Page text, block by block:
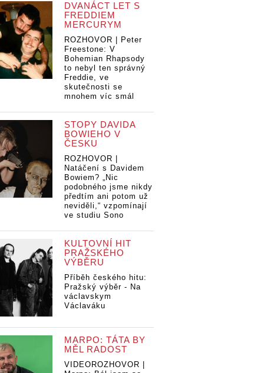
DVANÁCT LET S
FREDDIEM
MERCURYM
ROZHOVOR | Peter
Freestone: V
Bohemian Rhapsody
to nebyl ten správný
Freddie, ve
skutečnosti se
mnohem víc smál
STOPY DAVIDA
BOWIEHO V
ČESKU
ROZHOVOR |
Natáčení s Davidem
Bowiem? „Nic
podobného jsme nikdy
předtím ani potom už
neviděli,“ vzpomínají
ve studiu Sono
KULTOVNÍ HIT
PRAŽSKÉHO
VÝBĚRU
Příběh českého hitu:
Pražský výběr - Na
václavskym
Václaváku
MARPO: TÁTA BY
MĚL RADOST
VIDEOROZHOVOR |